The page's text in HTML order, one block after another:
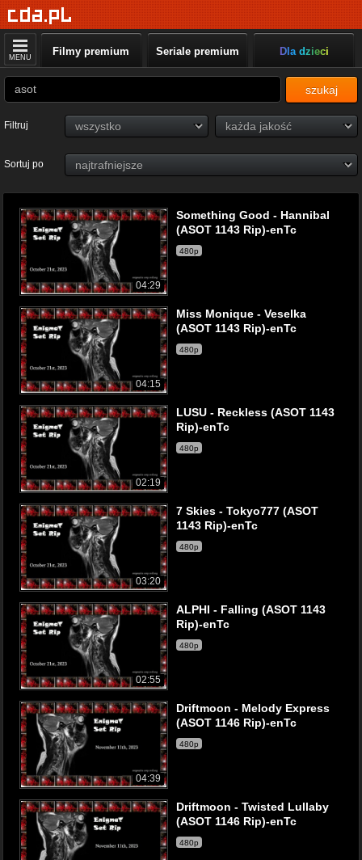
MENU Filmy premium Seriale premium Dla dzieci
szukaj
Filtruj
Sortuj po
04:29
Something Good - Hannibal
(ASOT 1143 Rip)-enTc
480p
04:15
Miss Monique - Veselka
(ASOT 1143 Rip)-enTc
480p
02:19
LUSU - Reckless (ASOT 1143
Rip)-enTc
480p
03:20
7 Skies - Tokyo777 (ASOT
1143 Rip)-enTc
480p
02:55
ALPHI - Falling (ASOT 1143
Rip)-enTc
480p
04:39
Driftmoon - Melody Express
(ASOT 1146 Rip)-enTc
480p
Driftmoon - Twisted Lullaby
(ASOT 1146 Rip)-enTc
480p